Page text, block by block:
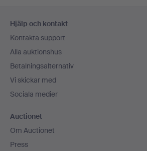
Hjälp och kontakt
Kontakta support
Alla auktionshus
Betalningsalternativ
Vi skickar med
Sociala medier
Auctionet
Om Auctionet
Press